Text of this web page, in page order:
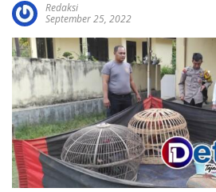
Redaksi
September 25, 2022